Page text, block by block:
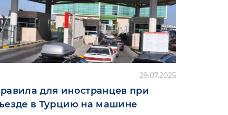
29.07.2025
для иностранцев при
в Турцию на машине